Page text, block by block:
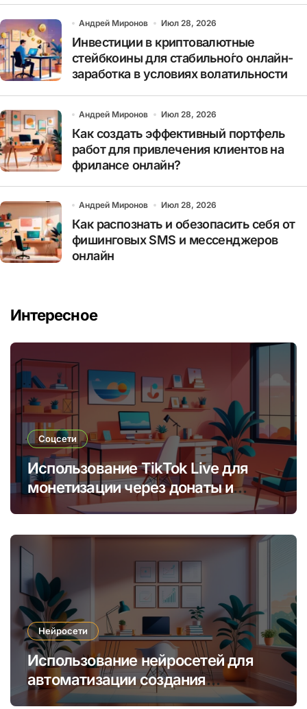
Андрей Миронов Июл 28, 2026
Инвестиции в криптовалютные
стейбкоины для стабильно́го онлайн-
заработка в условиях волатильности
Андрей Миронов Июл 28, 2026
Как создать эффективный портфель
работ для привлечения клиентов на
фрилансе онлайн?
Андрей Миронов Июл 28, 2026
Как распознать и обезопасить себя от
фишинговых SMS и мессенджеров
онлайн
Интересное
Соцсети
Использование TikTok Live для
монетизации через донаты и
платные подписки
Нейросети
Использование нейросетей для
автоматизации создания
уникальных интернет-курсов и